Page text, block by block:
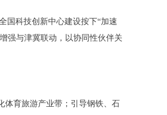
科技创新中心建设按下“加速
强与津冀联动，以协同性伙伴关
育旅游产业带；引导钢铁、石